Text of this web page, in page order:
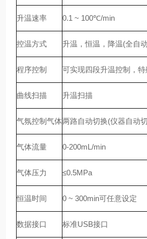
升温速率 0.1 ~ 100℃/min
控温方式 升温，恒温，降温(全自
程序控制 可实现四段升温控制，特
曲线扫描 升温扫描
气氛控制气体两路自动切换(仪器自动
气体流量 0-200mL/min
气体压力 ≤0.5MPa
恒温时间 0 ~ 300min可任意设定
数据接口 标准USB接口